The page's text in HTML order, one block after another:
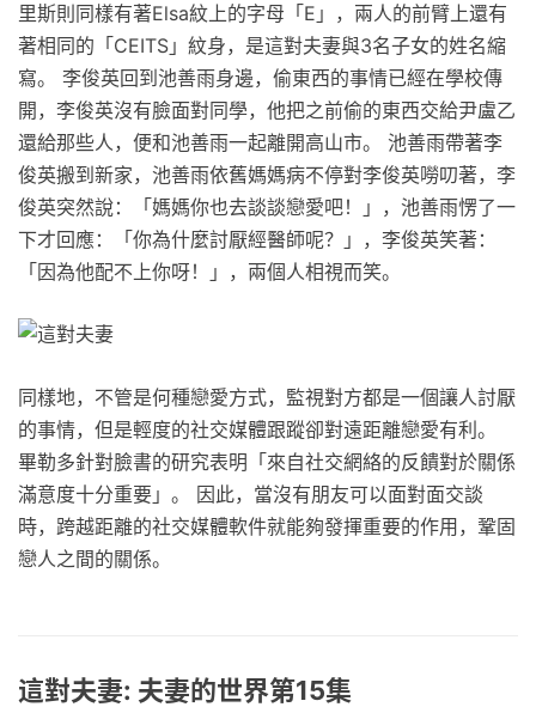
里斯則同樣有著Elsa紋上的字母「E」，兩人的前臂上還有
著相同的「CEITS」紋身，是這對夫妻與3名子女的姓名縮
寫。 李俊英回到池善雨身邊，偷東西的事情已經在學校傳
開，李俊英沒有臉面對同學，他把之前偷的東西交給尹盧乙
還給那些人，便和池善雨一起離開高山市。 池善雨帶著李
俊英搬到新家，池善雨依舊媽媽病不停對李俊英嘮叨著，李
俊英突然說：「媽媽你也去談談戀愛吧！」，池善雨愣了一
下才回應：「你為什麼討厭經醫師呢？」，李俊英笑著：
「因為他配不上你呀！」，兩個人相視而笑。
同樣地，不管是何種戀愛方式，監視對方都是一個讓人討厭
的事情，但是輕度的社交媒體跟蹤卻對遠距離戀愛有利。
畢勒多針對臉書的研究表明「來自社交網絡的反饋對於關係
滿意度十分重要」。 因此，當沒有朋友可以面對面交談
時，跨越距離的社交媒體軟件就能夠發揮重要的作用，鞏固
戀人之間的關係。
這對夫妻: 夫妻的世界第15集